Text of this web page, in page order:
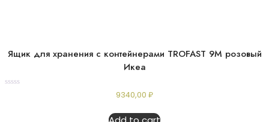
Ящик для хранения с контейнерами TROFAST 9М розовый
Икеа
9340,00 ₽